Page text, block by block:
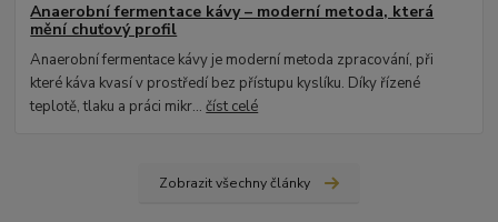
Anaerobní fermentace kávy – moderní metoda, která
mění chuťový profil
Anaerobní fermentace kávy je moderní metoda zpracování, při
které káva kvasí v prostředí bez přístupu kyslíku. Díky řízené
teplotě, tlaku a práci mikr...číst celé
Zobrazit všechny články